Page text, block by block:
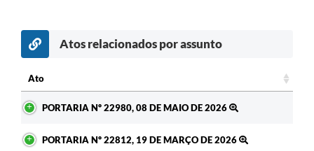
Atos relacionados por assunto
Ato
PORTARIA Nº 22980, 08 DE MAIO DE 2026
PORTARIA Nº 22812, 19 DE MARÇO DE 2026